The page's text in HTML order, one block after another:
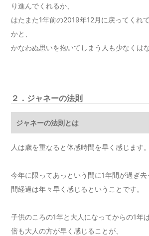
り進んでくれるか、
はたまた1年前の2019年12月に戻ってくれ
かと、
かなわぬ思いを抱いてしまう人も少なくは
２．ジャネーの法則
ジャネーの法則とは
人は歳を重なると体感時間を早く感じます。
今年に限ってあっという間に1年間が過ぎ
間経過は年々早く感じるということです。
子供のころの1年と大人になってからの1年
倍も大人の方が早く感じることが、